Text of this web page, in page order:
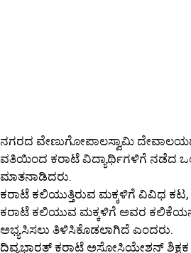
ನಗರದ ವೇಣುಗೋಪಾಲಸ್ವಾಮಿ
ವತಿಯಿಂದ ಕರಾಟೆ ವಿದ್ಯಾರ್ಥಿಗಳಿಗೆ ನಡೆದ
ಮಾತನಾಡಿದರು.
ಕರಾಟೆ ಕಲಿಯುತ್ತಿರುವ ಮಕ್ಕಳಿಗೆ ವಿವಿಧ ಕಟ,
ಕರಾಟೆ ಕಲಿಯುವ ಮಕ್ಕಳಿಗೆ ಅವರ
ಅಭ್ಯಸಿಸಲು ತಿಳಿಸಿಕೊಡಲಾಗಿದೆ ಎಂದರು.
ದಿವ್ಯಭಾರತ್‌ ಕರಾಟೆ ಅಸೋಸಿಯೇಶನ್‌